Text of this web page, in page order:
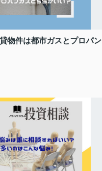
物件は都市ガスとプロパン